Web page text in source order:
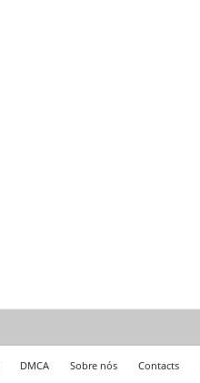
DMCA Sobre nós Contacts